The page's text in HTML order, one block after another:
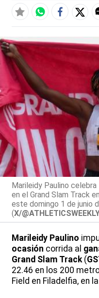
Marileidy Paulino
en el Grand Slam Track
este domingo 1 de junio
(X/
Marileidy Paulino
ocasión corrida al
Grand Slam Track(
22.46 en los 200
Field en Filadelfia, en